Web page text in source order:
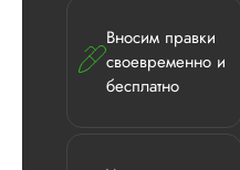
Вносим правки
своевременно и
бесплатно